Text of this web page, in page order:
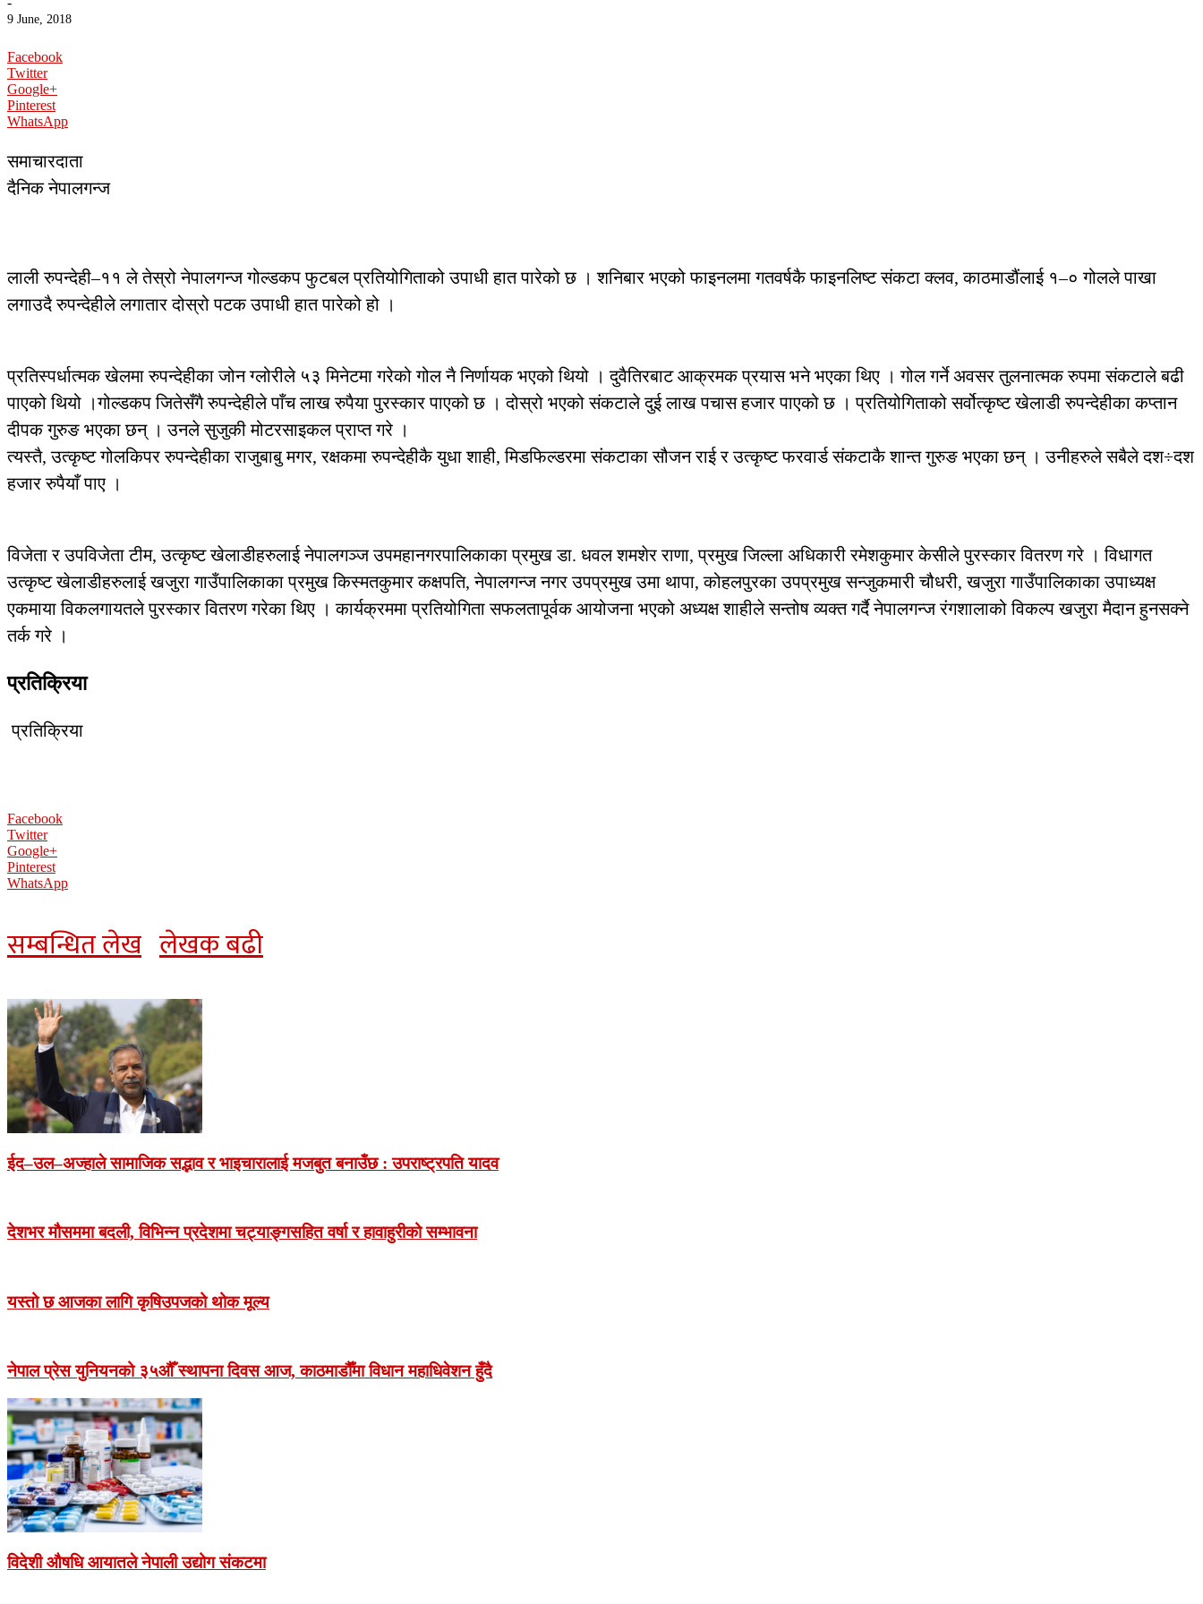
9 June, 2018
Facebook
Twitter
Google+
Pinterest
WhatsApp
समाचारदाता
दैनिक नेपालगन्ज
लाली रुपन्देही–११ ले तेस्रो नेपालगन्ज गोल्डकप फुटबल प्रतियोगिताको उपाधी हात पारेको छ । शनिबार भएको फाइनलमा गतवर्षकै फाइनलिष्ट संकटा क्लव, काठमाडौंलाई १–० गोलले पाखा
लगाउदै रुपन्देहीले लगातार दोस्रो पटक उपाधी हात पारेको हो ।
प्रतिस्पर्धात्मक खेलमा रुपन्देहीका जोन ग्लोरीले ५३ मिनेटमा गरेको गोल नै निर्णायक भएको थियो । दुवैतिरबाट आक्रमक प्रयास भने भएका थिए । गोल गर्ने अवसर तुलनात्मक रुपमा संकटाले बढी
पाएको थियो ।गोल्डकप जितेसँगै रुपन्देहीले पाँच लाख रुपैया पुरस्कार पाएको छ । दोस्रो भएको संकटाले दुई लाख पचास हजार पाएको छ । प्रतियोगिताको सर्वोत्कृष्ट खेलाडी रुपन्देहीका कप्तान
दीपक गुरुङ भएका छन् । उनले सुजुकी मोटरसाइकल प्राप्त गरे ।
त्यस्तै, उत्कृष्ट गोलकिपर रुपन्देहीका राजुबाबु मगर, रक्षकमा रुपन्देहीकै युधा शाही, मिडफिल्डरमा संकटाका सौजन राई र उत्कृष्ट फरवार्ड संकटाकै शान्त गुरुङ भएका छन् । उनीहरुले सबैले दश÷दश
हजार रुपैयाँ पाए ।
विजेता र उपविजेता टीम, उत्कृष्ट खेलाडीहरुलाई नेपालगञ्ज उपमहानगरपालिकाका प्रमुख डा. धवल शमशेर राणा, प्रमुख जिल्ला अधिकारी रमेशकुमार केसीले पुरस्कार वितरण गरे । विधागत
उत्कृष्ट खेलाडीहरुलाई खजुरा गाउँपालिकाका प्रमुख किस्मतकुमार कक्षपति, नेपालगन्ज नगर उपप्रमुख उमा थापा, कोहलपुरका उपप्रमुख सन्जुकमारी चौधरी, खजुरा गाउँपालिकाका उपाध्यक्ष
एकमाया विकलगायतले पुरस्कार वितरण गरेका थिए । कार्यक्रममा प्रतियोगिता सफलतापूर्वक आयोजना भएको अध्यक्ष शाहीले सन्तोष व्यक्त गर्दै नेपालगन्ज रंगशालाको विकल्प खजुरा मैदान हुनसक्ने
तर्क गरे ।
प्रतिक्रिया
प्रतिक्रिया
Facebook
Twitter
Google+
Pinterest
WhatsApp
सम्बन्धित लेख लेखक बढी
ईद–उल–अज्हाले सामाजिक सद्भाव र भाइचारालाई मजबुत बनाउँछ : उपराष्ट्रपति यादव
देशभर मौसममा बदली, विभिन्न प्रदेशमा चट्याङ्गसहित वर्षा र हावाहुरीको सम्भावना
यस्तो छ आजका लागि कृषिउपजको थोक मूल्य
नेपाल प्रेस युनियनको ३५औँ स्थापना दिवस आज, काठमाडौँमा विधान महाधिवेशन हुँदै
विदेशी औषधि आयातले नेपाली उद्योग संकटमा